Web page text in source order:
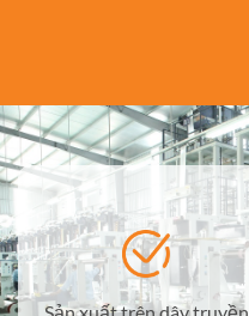
Sản xuất trên dây truyền